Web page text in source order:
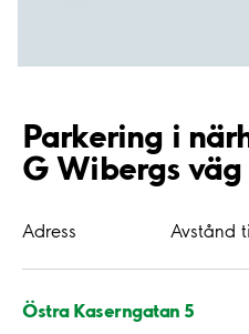
Parkering i
G Wibergs
Adress Avstånd
Östra Kaserngatan 5